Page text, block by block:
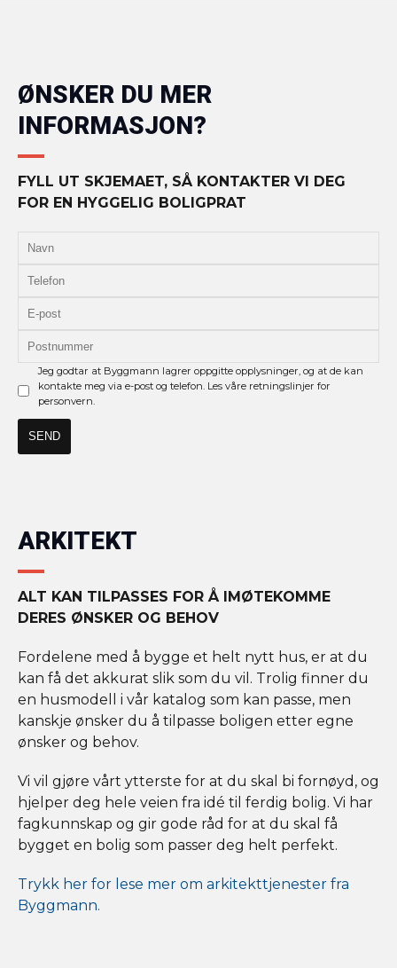
ØNSKER DU MER
INFORMASJON?
FYLL UT SKJEMAET, SÅ KONTAKTER VI DEG
FOR EN HYGGELIG BOLIGPRAT
Jeg godtar at Byggmann lagrer oppgitte opplysninger, og at de kan
kontakte meg via e-post og telefon. Les våre retningslinjer for
personvern.
ARKITEKT
ALT KAN TILPASSES FOR Å IMØTEKOMME
DERES ØNSKER OG BEHOV
Fordelene med å bygge et helt nytt hus, er at du
kan få det akkurat slik som du vil. Trolig finner du
en husmodell i vår katalog som kan passe, men
kanskje ønsker du å tilpasse boligen etter egne
ønsker og behov.
Vi vil gjøre vårt ytterste for at du skal bi fornøyd, og
hjelper deg hele veien fra idé til ferdig bolig. Vi har
fagkunnskap og gir gode råd for at du skal få
bygget en bolig som passer deg helt perfekt.
Trykk her for lese mer om arkitekttjenester fra
Byggmann.